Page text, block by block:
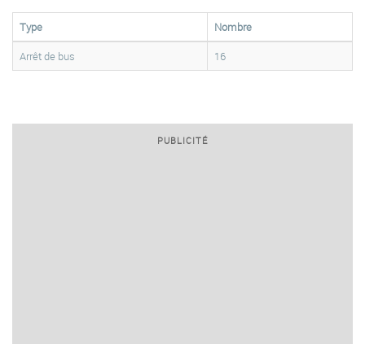
Type
Nombre
Arrêt de bus
16
PUBLICITÉ